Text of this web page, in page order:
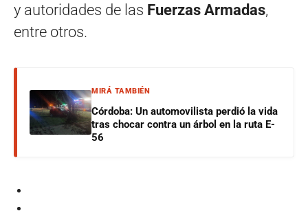
y autoridades de las Fuerzas Armadas,
entre otros.
MIRÁ TAMBIÉN
Córdoba: Un automovilista perdió la vida
tras chocar contra un árbol en la ruta E-
56